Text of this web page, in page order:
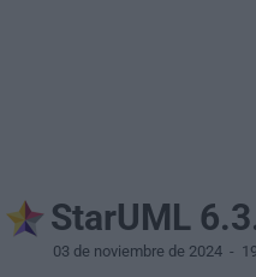
StarUML
03 de noviembre de 2024 -